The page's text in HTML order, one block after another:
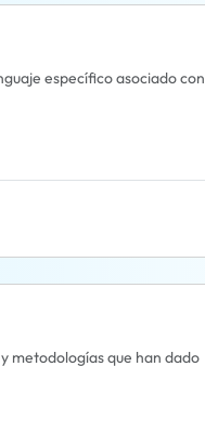
específico asociado con
metodologías que han dado